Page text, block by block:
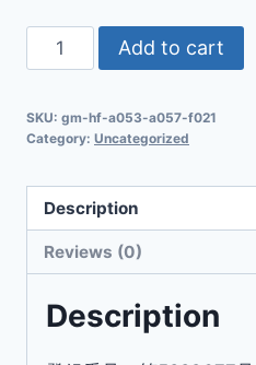
Add to cart
SKU: gm-hf-a053-a057-f021
Category: Uncategorized
Description
Reviews (0)
Description